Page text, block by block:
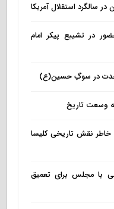
سالگرد استقلال آمریکا
در تشییع پیکر امام
وحدت در سوگِ حسین(ع)
وسعت تاریخ
خاطر نقش تاریخی کلیسا
با مجلس برای تعمیق